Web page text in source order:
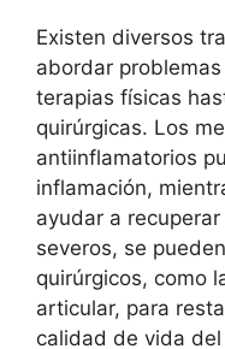
Existen diversos
abordar
terapias físicas
quirúrgicas. Los
antiinflamatorios
inflamación,
ayudar a
severos, se
quirúrgicos, como
articular, para
calidad de vida